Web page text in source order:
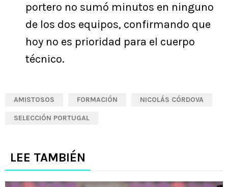
portero no sumó minutos en ninguno
de los dos equipos, confirmando que
hoy no es prioridad para el cuerpo
técnico.
AMISTOSOS FORMACIÓN NICOLÁS CÓRDOVA
SELECCIÓN PORTUGAL
LEE TAMBIÉN